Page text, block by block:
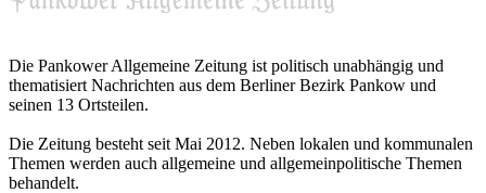
Die Pankower Allgemeine Zeitung ist politisch unabhängig und
thematisiert Nachrichten aus dem Berliner Bezirk Pankow und
seinen 13 Ortsteilen.
Die Zeitung besteht seit Mai 2012. Neben lokalen und kommunalen
Themen werden auch allgemeine und allgemeinpolitische Themen
behandelt.